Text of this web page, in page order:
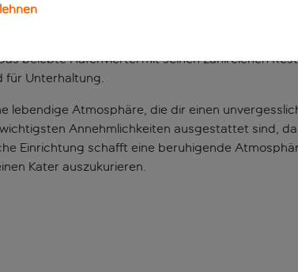
gelegene Hotel einen modernen
Altstadt Dalt Vila, die zum UNESCO-
belebte Hafenviertel mit seinen zahlreichen
für Unterhaltung.
Atmosphäre, die dir einen
Annehmlichkeiten ausgestattet sind,
Einrichtung schafft eine beruhigende
Kater auszukurieren.